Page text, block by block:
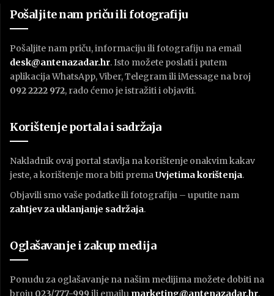
Pošaljite nam priču ili fotografiju
Pošaljite nam priču, informaciju ili fotografiju na email
desk@antenazadar.hr. Isto možete poslati i putem
aplikacija WhatsApp, Viber, Telegram ili iMessage na broj
092 2222 972, rado ćemo je istražiti i objaviti.
Korištenje portala i sadržaja
Nakladnik ovaj portal stavlja na korištenje onakvim kakav
jeste, a korištenje mora biti premaUvjetima korištenja.
Objavili smo vaše podatke ili fotografiju – uputite nam
zahtjev za uklanjanje sadržaja.
Oglašavanje i zakup medija
Ponudu za oglašavanje na našim medijima možete dobiti na
broju 023/777-999 ili emailu marketing@antenazadar.hr.